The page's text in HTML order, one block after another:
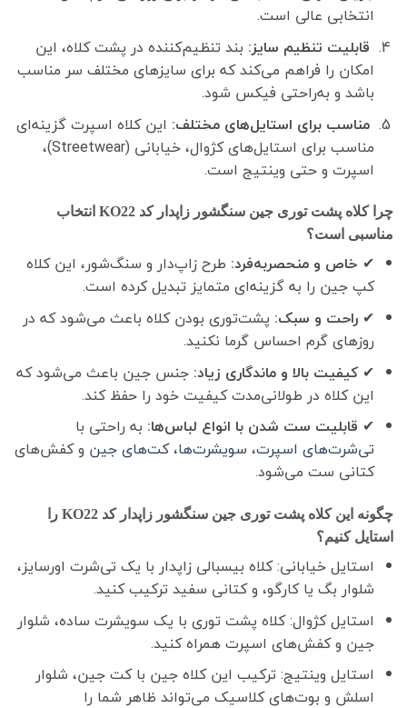
انتخابی عالی است.
قابلیت تنظیم سایز: بند تنظیم‌کننده در پشت کلاه، این
امکان را فراهم می‌کند که برای سایزهای مختلف سر مناسب
باشد و به‌راحتی فیکس شود.
مناسب برای استایل‌های مختلف: این کلاه اسپرت گزینه‌ای
مناسب برای استایل‌های کژوال، خیابانی (Streetwear)،
اسپرت و حتی وینتیج است.
چرا کلاه پشت توری جین سنگشور زاپدار کد KO22 انتخاب
مناسبی است؟
✔ خاص و منحصربه‌فرد:طرح زاپ‌دار و سنگ‌شور، این کلاه
کپ جین را به گزینه‌ای متمایز تبدیل کرده است.
✔ راحت و سبک:پشت‌توری بودن کلاه باعث می‌شود که در
روزهای گرم احساس گرما نکنید.
✔ کیفیت بالا و ماندگاری زیاد:جنس جین باعث می‌شود که
این کلاه در طولانی‌مدت کیفیت خود را حفظ کند.
✔ قابلیت ست شدن با انواع لباس‌ها:به راحتی با
تی‌شرت‌های اسپرت،سویشرت‌ها،کت‌های جینو کفش‌های
کتانی ست می‌شود.
چگونه این کلاه پشت توری جین سنگشور زاپدار کد KO22 را
استایل کنیم؟
استایل خیابانی: کلاه بیسبالی زاپدار با یک تی‌شرت اورسایز،
شلوار بگ یا کارگو، و کتانی سفید ترکیب کنید.
استایل کژوال: کلاه پشت توری با یک سویشرت ساده، شلوار
جین و کفش‌های اسپرت همراه کنید.
استایل وینتیج: ترکیب این کلاه جین با کت جین، شلوار
اسلش و بوت‌های کلاسیک می‌تواند ظاهر شما را